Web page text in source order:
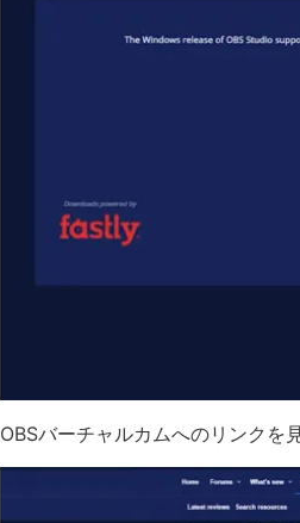
OBSバーチャルカムへのリンクを